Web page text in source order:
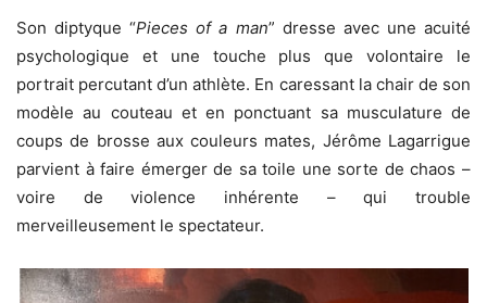
Son diptyque “Pieces of a man” dresse avec une acuité
psychologique et une touche plus que volontaire le
portrait percutant d’un athlète. En caressant la chair de son
modèle au couteau et en ponctuant sa musculature de
coups de brosse aux couleurs mates, Jérôme Lagarrigue
parvient à faire émerger de sa toile une sorte de chaos –
voire de violence inhérente – qui trouble
merveilleusement le spectateur.